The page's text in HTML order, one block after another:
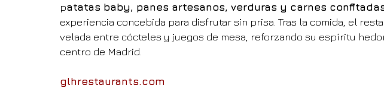
patatas baby, panes artesanos, verduras y carnes
experiencia concebida para disfrutar sin prisa. Tras la comida, el
velada entre cócteles y juegos de mesa, reforzando su espíritu
centro de Madrid.
glhrestaurants.com